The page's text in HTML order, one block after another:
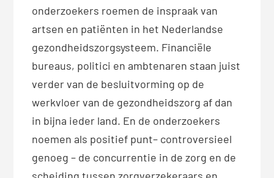
onderzoekers roemen de inspraak van
artsen en patiënten in het Nederlandse
gezondheidszorgsysteem. Financiële
bureaus, politici en ambtenaren staan juist
verder van de besluitvorming op de
werkvloer van de gezondheidszorg af dan
in bijna ieder land. En de onderzoekers
noemen als positief punt– controversieel
genoeg – de concurrentie in de zorg en de